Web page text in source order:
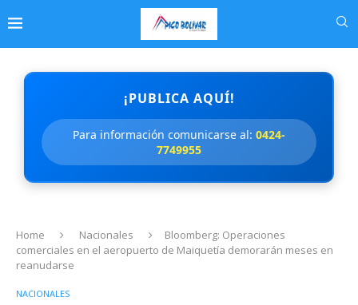
¡PUBLICA AQUÍ!
Para información comunicarse al: 0424-
7749955
Home Nacionales
Bloomberg: Operaciones
comerciales en el aeropuerto de Maiquetía demorarán meses en
reanudarse
NACIONALES